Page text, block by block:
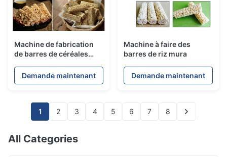
Machine de fabrication
de barres de céréales
Demande maintenant
Machine à faire des
barres de riz mura
Demande maintenant
1 2 3 4 5 6 7 8
All Categories